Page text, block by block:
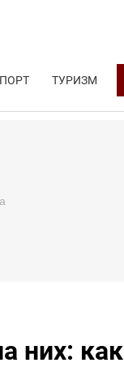
ТУРИЗМ
них: как